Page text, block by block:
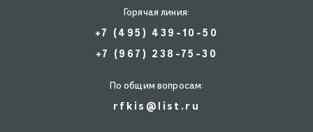
Горячая линия:
+7 (495) 439-10-50
+7 (967) 238-75-30
По общим вопросам:
rfkis@list.ru